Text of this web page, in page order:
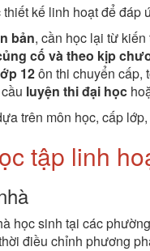
kế linh hoạt để đáp
bản, cần học lại từ kiến
cố và theo kịp
12ôn thi chuyển cấp,
luyện thi đại học
trên môn học, cấp
tập linh
học sinh tại các
điều chỉnh phương